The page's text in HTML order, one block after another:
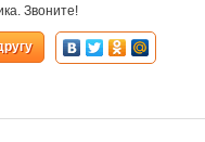
Звоните!